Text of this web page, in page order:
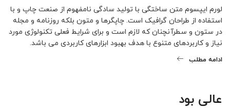
لورم ایپسوم متن ساختگی با تولید سادگی نامفهوم از صنعت چاپ و با
استفاده از طراحان گرافیک است. چاپگرها و متون بلکه روزنامه و مجله
در ستون و سطرآنچنان که لازم است و برای شرایط فعلی تکنولوژی مورد
نیاز و کاربردهای متنوع با هدف بهبود ابزارهای کاربردی می باشد.
ادامه مطلب
عالی بود